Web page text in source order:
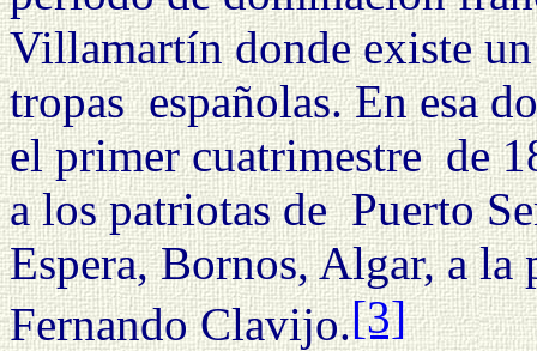
Villamartín donde existe
tropas españolas. En esa
el primer cuatrimestre de
a los patriotas de Puerto
Espera, Bornos, Algar, a
Fernando Clavijo.[3]